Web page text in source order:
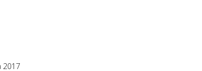
2017